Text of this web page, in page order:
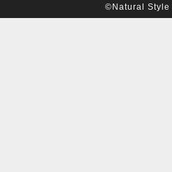
©Natural Style